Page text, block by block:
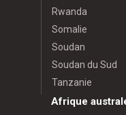
Rwanda
Somalie
Soudan
Soudan du Sud
Tanzanie
Afrique